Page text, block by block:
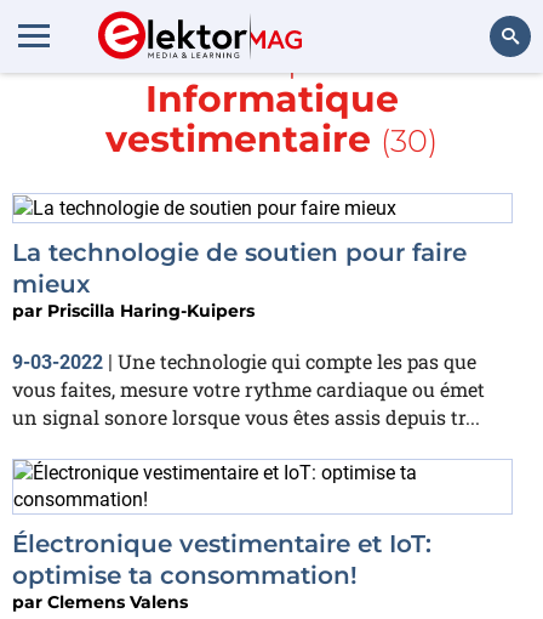
En savoir plus sur
Informatique
vestimentaire (30)
La technologie de soutien pour faire
mieux
par Priscilla Haring-Kuipers
9-03-2022 | Une technologie qui compte les pas que
vous faites, mesure votre rythme cardiaque ou émet
un signal sonore lorsque vous êtes assis depuis tr...
Électronique vestimentaire et IoT:
optimise ta consommation!
par Clemens Valens